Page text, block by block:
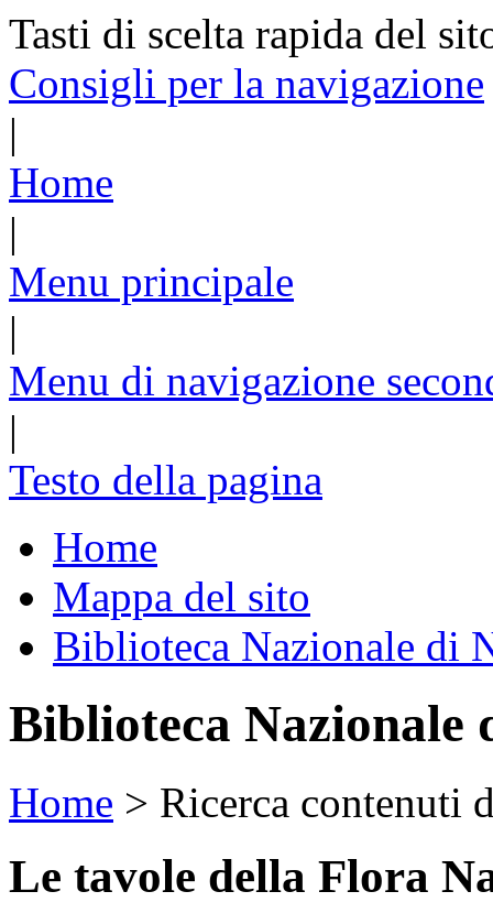
Tasti di scelta rapida del
Consigli per la navigazione
|
Home
|
Menu principale
|
Menu di navigazione
|
Testo della pagina
Home
Mappa del sito
Biblioteca Nazionale di
Biblioteca Nazionale
Home > Ricerca contenuti
Le tavole della Flora